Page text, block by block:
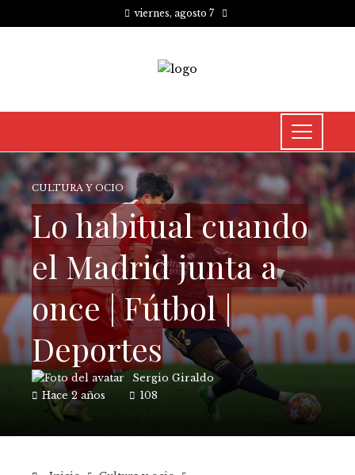
viernes, agosto 7
CULTURA Y OCIO
Lo habitual cuando
el Madrid junta a
once | Fútbol |
Deportes
Sergio Giraldo
Hace 2 años
108